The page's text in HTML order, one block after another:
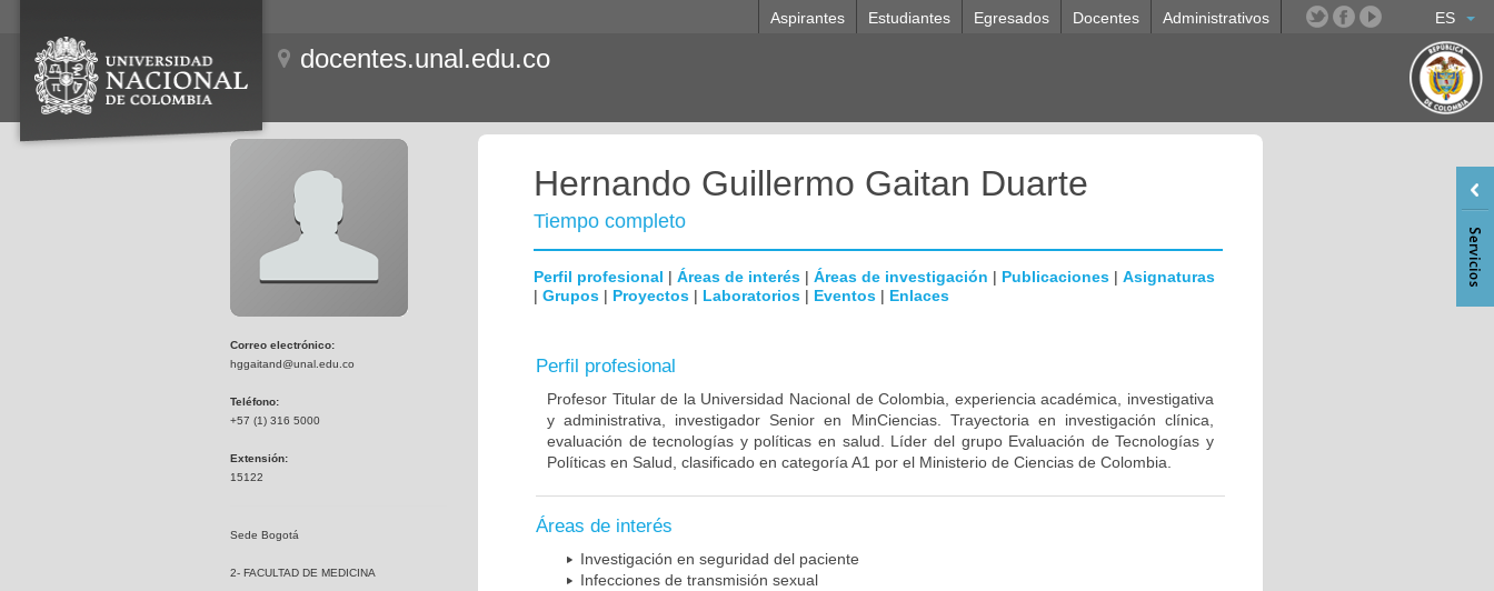
ES
Aspirantes Estudiantes Egresados Docentes Administrativos
docentes.unal.edu.co
Correo electrónico:
hggaitand@unal.edu.co
Teléfono:
+57 (1) 316 5000
Extensión:
15122
Sede Bogotá
2- FACULTAD DE MEDICINA
Hernando Guillermo Gaitan Duarte
Tiempo completo
Perfil profesional | Áreas de interés | Áreas de investigación | Publicaciones | Asignaturas
| Grupos | Proyectos | Laboratorios | Eventos | Enlaces
Perfil profesional
Profesor Titular de la Universidad Nacional de Colombia, experiencia académica, investigativa
y administrativa, investigador Senior en MinCiencias. Trayectoria en investigación clínica,
evaluación de tecnologías y políticas en salud. Líder del grupo Evaluación de Tecnologías y
Políticas en Salud, clasificado en categoría A1 por el Ministerio de Ciencias de Colombia.
Áreas de interés
Investigación en seguridad del paciente
Infecciones de transmisión sexual